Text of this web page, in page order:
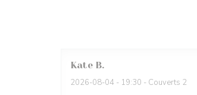
Kate B
2026-08-04 - 19:30 - Couverts 2